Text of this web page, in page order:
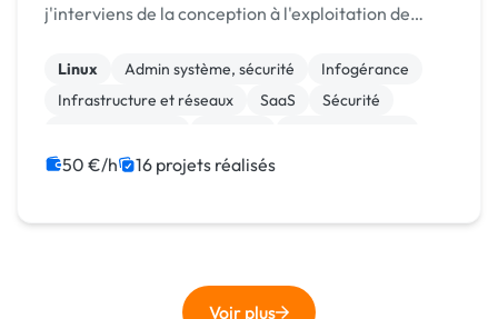
j'interviens de la conception à l'exploitation de
dans le domaine du web et des plate-formes de
servi...
Linux Admin système, sécurité
Infogérance
Infrastructure et réseaux
SaaS
Sécurité
Maintenance
50 €/h 16 projets réalisés
Voir plus